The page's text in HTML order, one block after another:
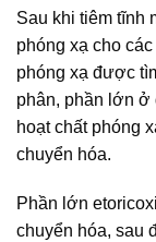
Sau khi tiêm tĩnh
phóng xạ cho
phóng xạ được
phân, phần lớn ở
hoạt chất phóng
chuyển hóa.
Phần lớn
chuyển hóa, sau